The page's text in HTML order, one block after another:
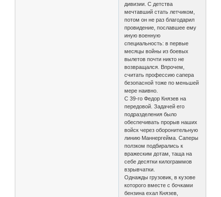
дивизии. С детства
мечтавший стать летчиком,
потом он не раз благодарил
провидение, пославшее ему
иную военную
специальность: в первые
месяцы войны из боевых
вылетов почти никто не
возвращался. Впрочем,
считать профессию сапера
безопасной тоже по меньшей
мере наивно.
С 39-го Федор Князев на
передовой. Задачей его
подразделения было
обеспечивать прорыв наших
войск через оборонительную
линию Маннергейма. Саперы
ползком подбирались к
вражеским дотам, таща на
себе десятки килограммов
взрывчатки.
Однажды грузовик, в кузове
которого вместе с бочками
бензина ехал Князев,